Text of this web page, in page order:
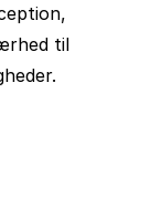
til